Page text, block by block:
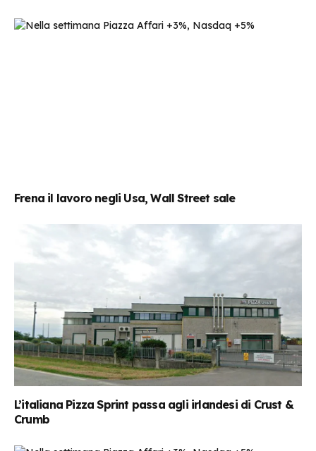
Frena il lavoro negli Usa, Wall Street sale
L’italiana Pizza Sprint passa agli irlandesi di Crust &
Crumb